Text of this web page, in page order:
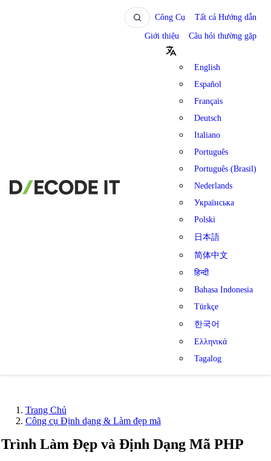
Công Cụ Tất cả Hướng dẫn
Giới thiệu Câu hỏi thường gặp
English
Español
Français
Deutsch
Italiano
Português
Português (Brasil)
Nederlands
Українська
Polski
日本語
简体中文
हिन्दी
Bahasa Indonesia
Türkçe
한국어
Ελληνικά
Tagalog
Trang Chủ
Công cụ Định dạng & Làm đẹp mã
Trình Làm Đẹp và Định Dạng Mã PHP